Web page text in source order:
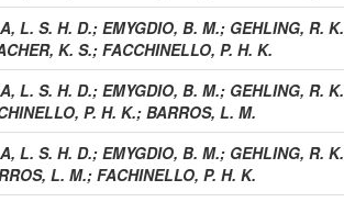
L. S. H. D.; EMYGDIO, B. M.; GEHLING, R. K.
K. S.; FACCHINELLO, P. H. K.
L. S. H. D.; EMYGDIO, B. M.; GEHLING, R. K.
P. H. K.; BARROS, L. M.
L. S. H. D.; EMYGDIO, B. M.; GEHLING, R. K.
L. M.; FACHINELLO, P. H. K.